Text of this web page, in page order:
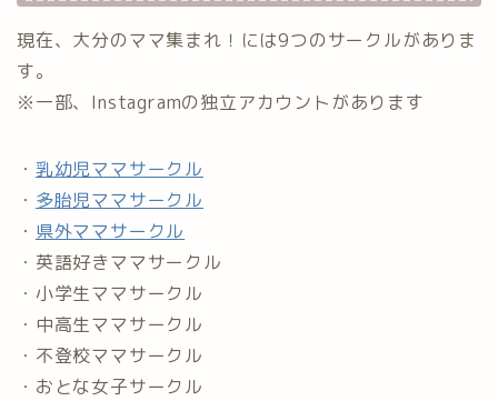
現在、大分のママ集まれ！には9つのサークルがありま
す。
※一部、Instagramの独立アカウントがあります
・ 乳幼児ママサークル
・ 多胎児ママサークル
・ 県外ママサークル
・英語好きママサークル
・小学生ママサークル
・中高生ママサークル
・不登校ママサークル
・おとな女子サークル